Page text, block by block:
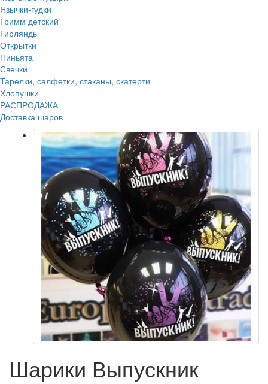
Язычки-гудки
Гримм детский
Гирлянды
Открытки
Пиньята
Свечки
Тарелки, салфетки, стаканы, скатерти
Хлопушки
РАСПРОДАЖА
Доставка шаров
Шарики Выпускник